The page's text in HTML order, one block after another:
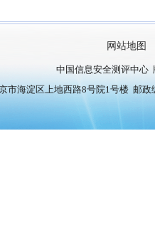
网站地图
中国信息安全测评中心
市海淀区上地西路8号院1号楼 邮